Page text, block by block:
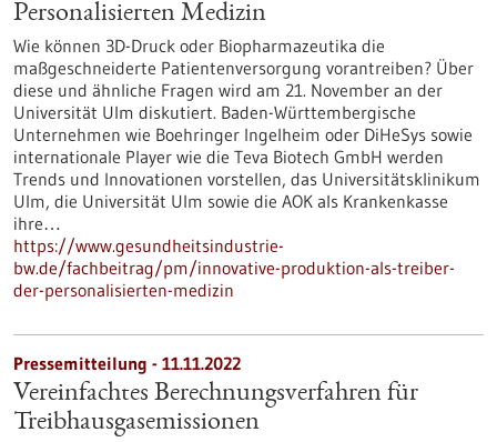
Personalisierten Medizin
Wie können 3D-Druck oder Biopharmazeutika die
maßgeschneiderte Patientenversorgung vorantreiben? Über
diese und ähnliche Fragen wird am 21. November an der
Universität Ulm diskutiert. Baden-Württembergische
Unternehmen wie Boehringer Ingelheim oder DiHeSys sowie
internationale Player wie die Teva Biotech GmbH werden
Trends und Innovationen vorstellen, das Universitätsklinikum
Ulm, die Universität Ulm sowie die AOK als Krankenkasse
ihre…
https://www.gesundheitsindustrie-
bw.de/fachbeitrag/pm/innovative-produktion-als-treiber-
der-personalisierten-medizin
Pressemitteilung - 11.11.2022
Vereinfachtes Berechnungsverfahren für
Treibhausgasemissionen